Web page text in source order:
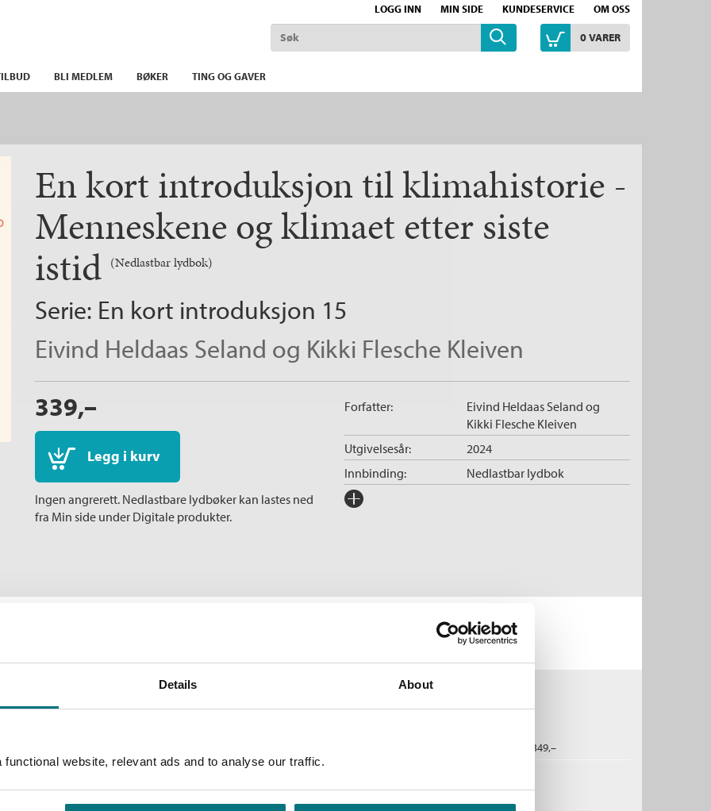
Details About
website, relevant ads and to analyse our traffic.
LOGG INN MIN SIDE KUNDESERVICE OM OSS
0VARER
BLI MEDLEM BØKER TING OG GAVER
En kort introduksjon til klimahistorie -
Menneskene og klimaet etter siste
istid (Nedlastbar lydbok)
Serie: En kort introduksjon 15
Eivind Heldaas Seland og Kikki Flesche Kleiven
339,–
Legg i kurv
Ingen angrerett. Nedlastbare lydbøker kan lastes ned
fra Min side under Digitale produkter.
Forfatter: Eivind Heldaas Seland og
Kikki Flesche Kleiven
Innbinding: Nedlastbar lydbok
Utgivelsesår: 2024
Innleser:
Kristiansen, Ingar
6:17
Vannmerket
Forlag:
så lenge det har vært
fra istidsjegerne og
i middelalderen
og dagens situasjon.
ført til problemer og kriser,
samt hvordan vitenskapen
den globale
Andre utgaver
349,–